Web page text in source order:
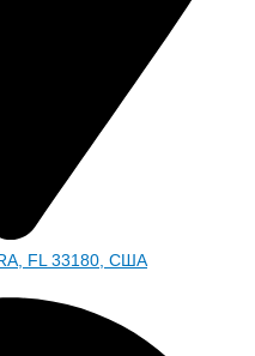
FL 33180, США